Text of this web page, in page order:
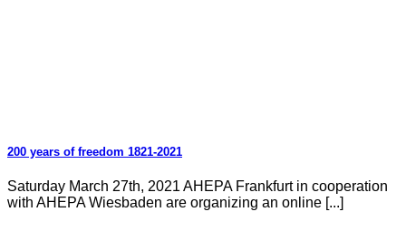
200 years of freedom 1821-2021
Saturday March 27th, 2021 AHEPA Frankfurt in cooperation
with AHEPA Wiesbaden are organizing an online [...]